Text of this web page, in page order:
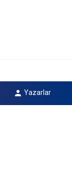
Yazarlar